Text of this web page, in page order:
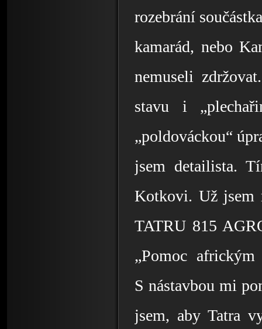
rozebrání
kamarád, nebo
nemuseli
stavu i
„poldováckou“
jsem detailista.
Kotkovi. Už jsem
TATRU 815
„Pomoc
S nástavbou mi
jsem, aby Tatra